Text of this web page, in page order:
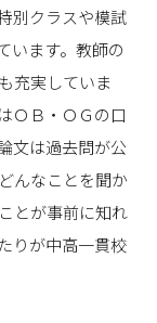
別クラスや模試
います。教師の
充実していま
ＯＢ・ＯＧの口
文は過去問が公
んなことを聞か
とが事前に知れ
りが中高一貫校